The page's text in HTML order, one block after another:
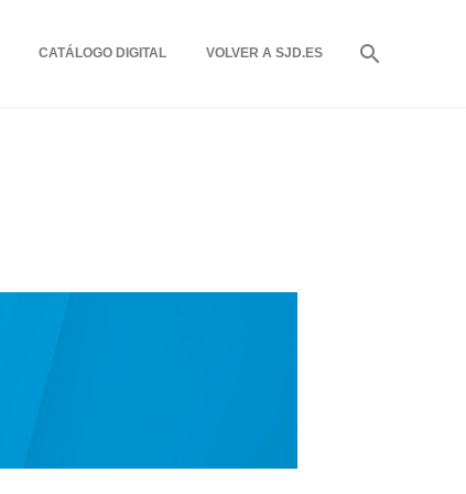
CATÁLOGO DIGITAL VOLVER A SJD.ES